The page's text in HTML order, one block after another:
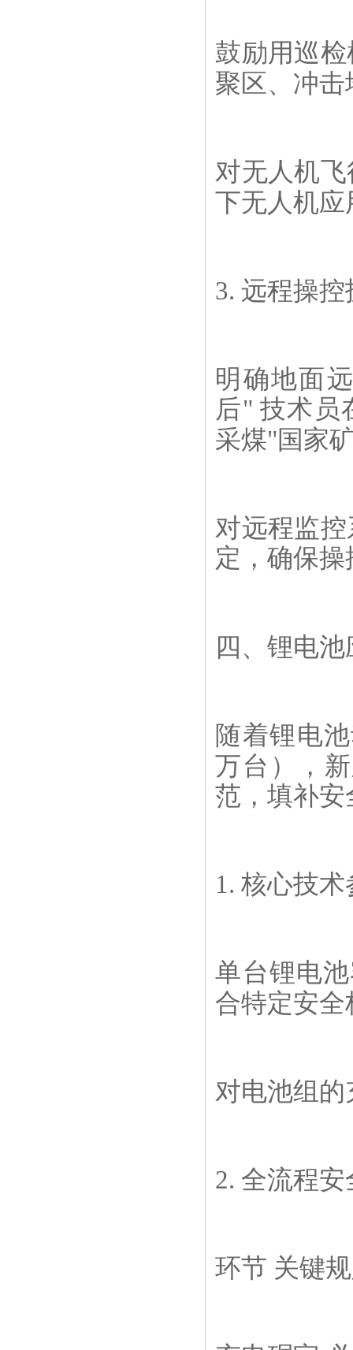
鼓励用巡
聚区、冲
对无人机
下无人机
3. 远程操
明确地面
后" 技术员
采煤"国家
对远程监
定，确保
四、锂电
随着锂电
万台），
范，填补
1. 核心技
单台锂电
合特定安
对电池组
2. 全流程
环节 关键